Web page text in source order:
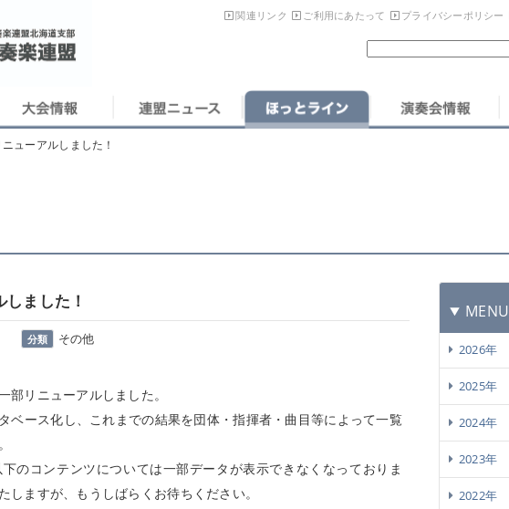
関連リンク ご利用にあたって プライバシーポリシー
ューアルしました！
MENU
2026年
2025年
2024年
2023年
2022年
ました！
分類 その他
リニューアルしました。
ベース化し、これまでの結果を団体・指揮者・曲目等によって一覧
のコンテンツについては一部データが表示できなくなっておりま
ますが、もうしばらくお待ちください。